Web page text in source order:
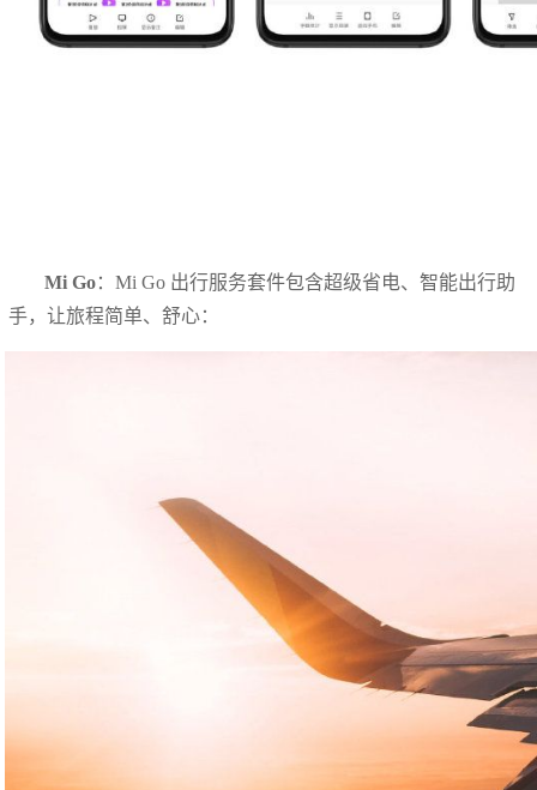
Mi Go：Mi Go 出行服务套件包含超级省电、智能出行助
手，让旅程简单、舒心：